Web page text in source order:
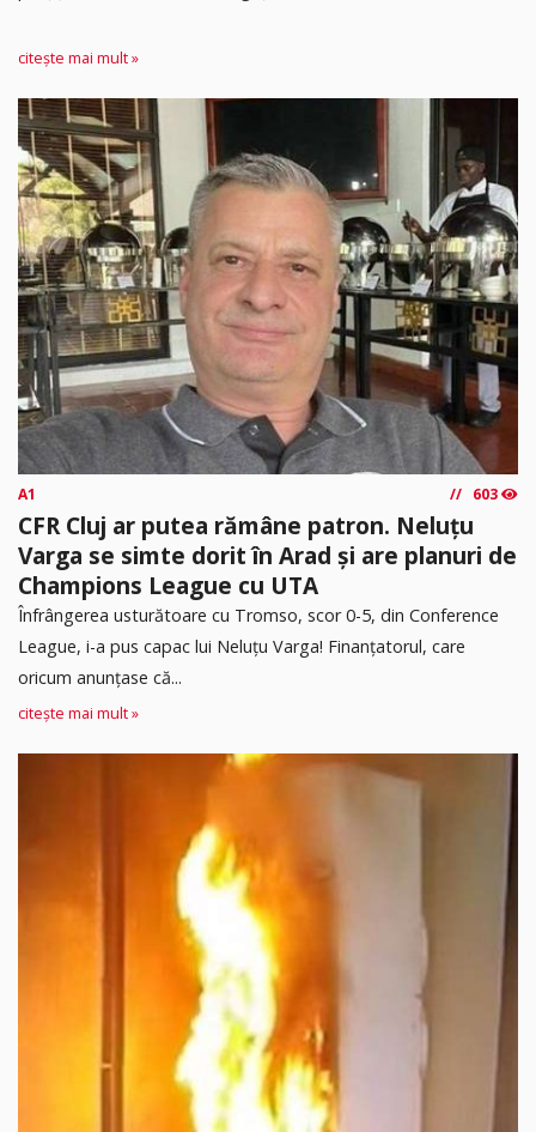
citește mai mult »
A1 603
CFR Cluj ar putea rămâne patron. Neluțu
Varga se simte dorit în Arad și are planuri de
Champions League cu UTA
Înfrângerea usturătoare cu Tromso, scor 0-5, din Conference
League, i-a pus capac lui Neluțu Varga! Finanțatorul, care
oricum anunțase că...
citește mai mult »